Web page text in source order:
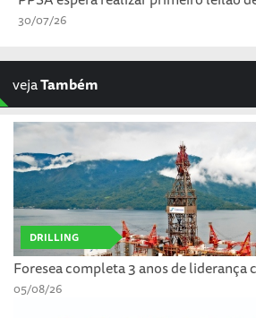
30/07/26
vejaTambém
DRILLING
Foresea completa 3 anos de
05/08/26